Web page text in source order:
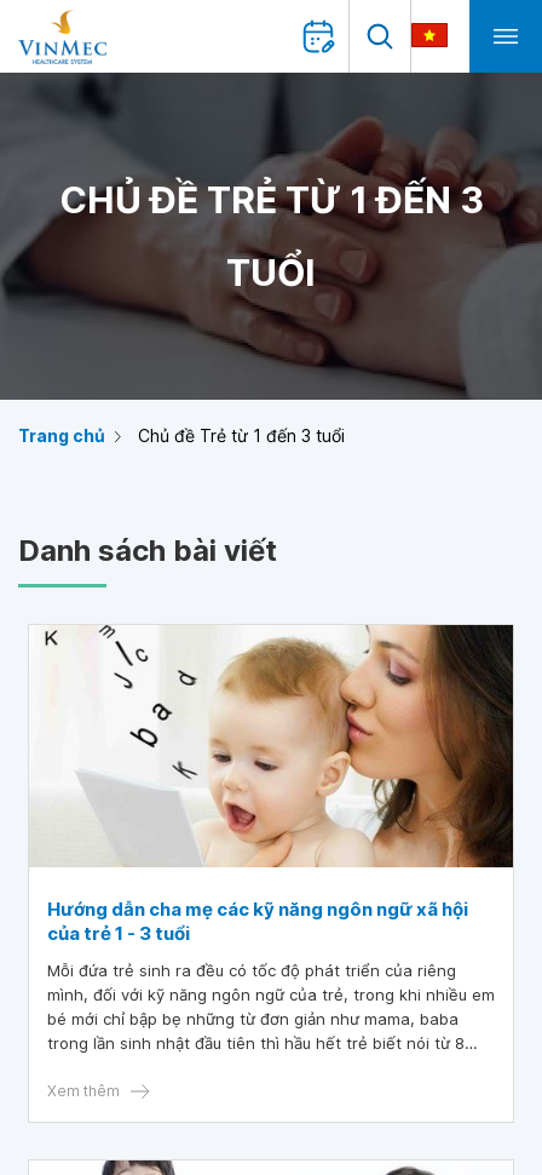
CHỦ ĐỀ TRẺ TỪ 1 ĐẾN 3
TUỔI
Trang chủ Chủ đề Trẻ từ 1 đến 3 tuổi
Danh sách bài viết
Hướng dẫn cha mẹ các kỹ năng ngôn ngữ xã hội
của trẻ 1 - 3 tuổi
Mỗi đứa trẻ sinh ra đều có tốc độ phát triển của riêng
mình, đối với kỹ năng ngôn ngữ của trẻ, trong khi nhiều em
bé mới chỉ bập bẹ những từ đơn giản như mama, baba
trong lần sinh nhật đầu tiên thì hầu hết trẻ biết nói từ 8
của trẻ bị chậm thì cũng không nên quá lo ngại.
Xem thêm